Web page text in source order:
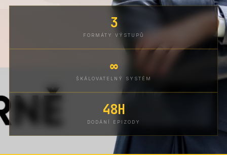
3
FORMÁTY VÝSTUPŮ
∞
ŠKÁLOVATELNÝ SYSTÉM
48H
DODÁNÍ EPIZODY